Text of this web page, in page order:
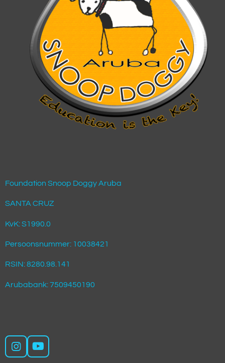
Foundation Snoop Doggy Aruba
SANTA CRUZ
KvK: S1990.0
Persoonsnummer: 10038421
RSIN: 8280.98.141
Arubabank: 7509450190
I
Y